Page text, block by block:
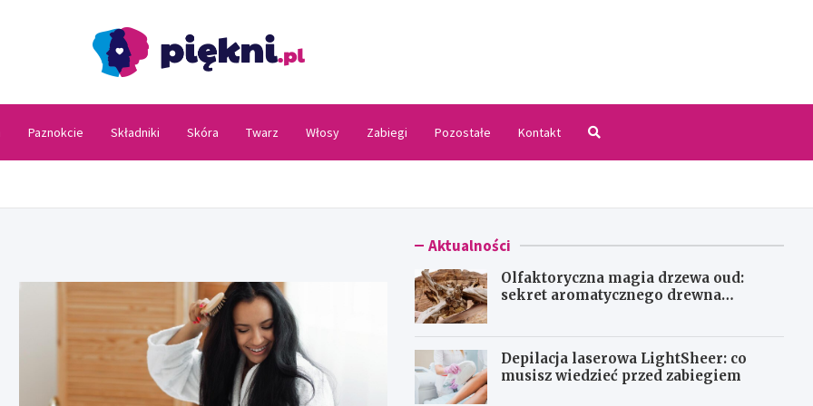
Paznokcie Składniki Skóra Twarz Włosy Zabiegi Pozostałe Kontakt
Aktualności
Olfaktoryczna magia drzewa oud:
sekret aromatycznego drewna
Depilacja laserowa LightSheer: co
musisz wiedzieć przed zabiegiem